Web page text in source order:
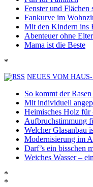
Fenster und
Fankurve im
Mit den Kindern ins
Abenteuer ohne
Mama ist die Beste
*
NEUES VOM
So kommt der
Mit individuell
Heimisches Holz für
Aufbruchstimmung
Welcher Glasanbau
Modernisierung im
Darf’s ein bisschen
Weiches Wasser –
*
*